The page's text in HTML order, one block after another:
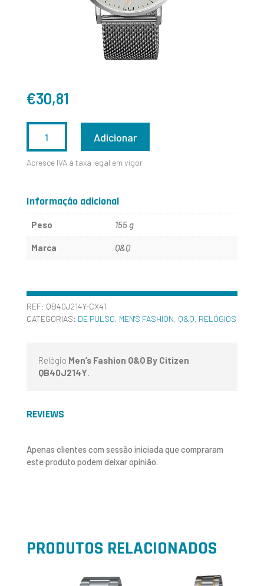
€30,81
DE
Adicionar
Acresce IVA à taxa legal em vigor
Informação adicional
Peso 155 g
Marca Q&Q
REF: QB40J214Y-CX41
CATEGORIAS: DE PULSO, MEN'S FASHION, Q&Q, RELÓGIOS
Relógio Men’s Fashion Q&Q By Citizen
QB40J214Y.
REVIEWS
Apenas clientes com sessão iniciada que compraram
este produto podem deixar opinião.
PRODUTOS RELACIONADOS